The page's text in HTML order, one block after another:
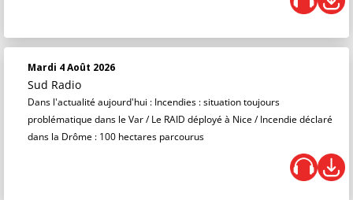
Mardi 4 Août 2026
Sud Radio
Dans l'actualité aujourd'hui : Incendies : situation toujours
problématique dans le Var / Le RAID déployé à Nice / Incendie déclaré
dans la Drôme : 100 hectares parcourus